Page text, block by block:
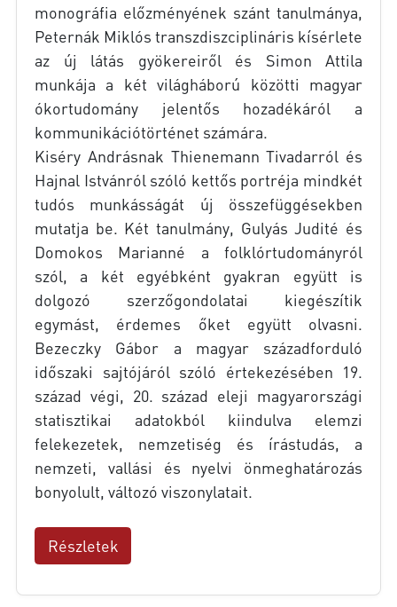
monográfia előzményének szánt tanulmánya,
Peternák Miklós transzdiszciplináris kísérlete
az új látás gyökereiről és Simon Attila
munkája a két világháború közötti magyar
ókortudomány jelentős hozadékáról a
kommunikációtörténet számára.
Kiséry Andrásnak Thienemann Tivadarról és
Hajnal Istvánról szóló kettős portréja mindkét
tudós munkásságát új összefüggésekben
mutatja be. Két tanulmány, Gulyás Judité és
Domokos Marianné a folklórtudományról
szól, a két egyébként gyakran együtt is
dolgozó szerzőgondolatai kiegészítik
egymást, érdemes őket együtt olvasni.
Bezeczky Gábor a magyar századforduló
időszaki sajtójáról szóló értekezésében 19.
század végi, 20. század eleji magyarországi
statisztikai adatokból kiindulva elemzi
felekezetek, nemzetiség és írástudás, a
nemzeti, vallási és nyelvi önmeghatározás
bonyolult, változó viszonylatait.
Részletek